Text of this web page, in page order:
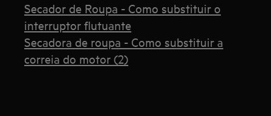
Secador de Roupa - Como substituir o
interruptor flutuante
Secadora de roupa - Como substituir a
correia do motor (2)